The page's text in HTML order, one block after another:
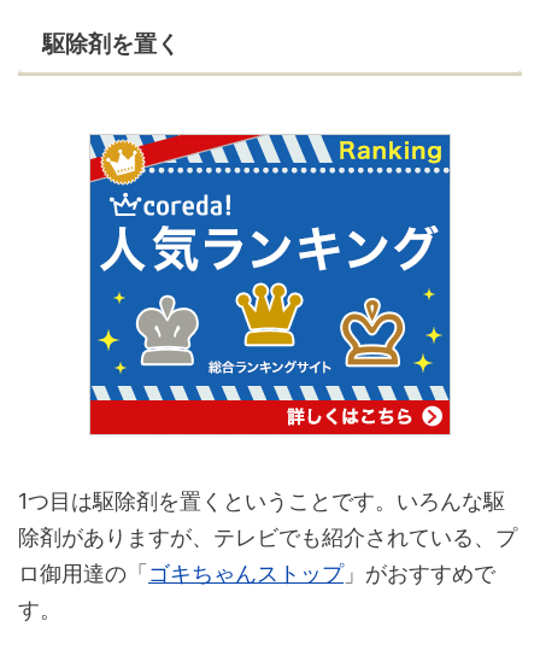
駆除剤を置く
1つ目は駆除剤を置くということです。いろんな駆
除剤がありますが、テレビでも紹介されている、プ
ロ御用達の「 ゴキちゃんストップ」がおすすめで
す。